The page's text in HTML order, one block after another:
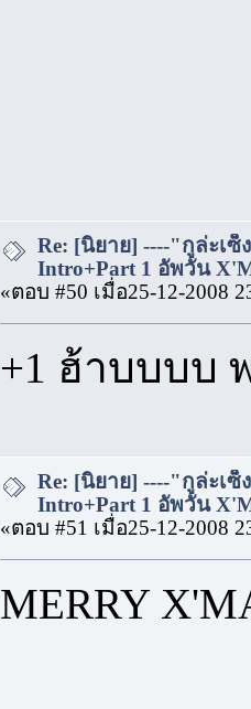
Re: [นิยาย] ----"กูล่ะเ
Intro+Part 1 อัพวัน
«ตอบ #50 เมื่อ25-12-2008
+1 ฮ้าบบบบ
Re: [นิยาย] ----"กูล่ะเ
Intro+Part 1 อัพวัน
«ตอบ #51 เมื่อ25-12-2008
MERRY